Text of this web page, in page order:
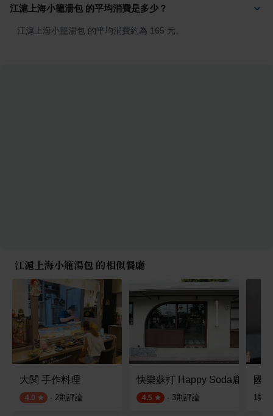
江滬上海小籠湯包 的平均消費是多少？
江滬上海小籠湯包 的平均消費約為 165 元。
江滬上海小籠湯包 的相似餐廳
大関 手作料理
4.0 · 2則評論
快樂蘇打 Happy Soda鹿港店
4.5 · 3則評論
國
1則